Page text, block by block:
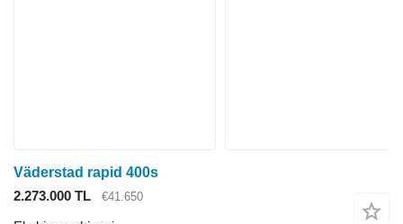
Väderstad rapid 400s
2.273.000 TL
€41.650